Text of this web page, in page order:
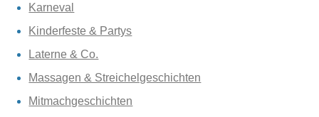
Karneval
Kinderfeste & Partys
Laterne & Co.
Massagen & Streichelgeschichten
Mitmachgeschichten